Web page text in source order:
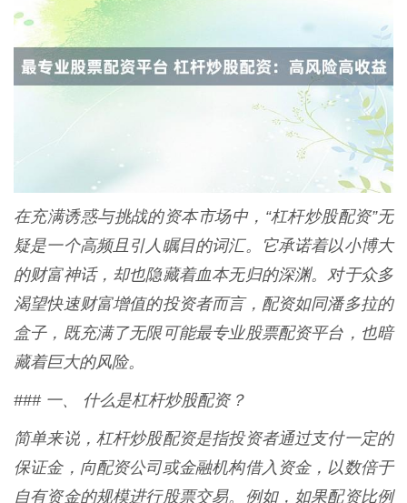
在充满诱惑与挑战的资本市场中，“杠杆炒股配资”无
疑是一个高频且引人瞩目的词汇。它承诺着以小博大
的财富神话，却也隐藏着血本无归的深渊。对于众多
渴望快速财富增值的投资者而言，配资如同潘多拉的
盒子，既充满了无限可能最专业股票配资平台，也暗
藏着巨大的风险。
### 一、 什么是杠杆炒股配资？
简单来说，杠杆炒股配资是指投资者通过支付一定的
保证金，向配资公司或金融机构借入资金，以数倍于
自有资金的规模进行股票交易。例如，如果配资比例